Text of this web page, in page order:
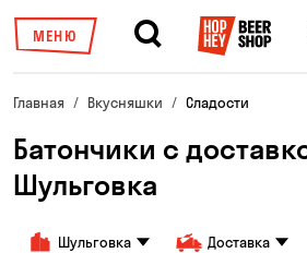
МЕНЮ
Главная Вкусняшки Сладости
Батончики с
Шульговка
Шульговка Доставка